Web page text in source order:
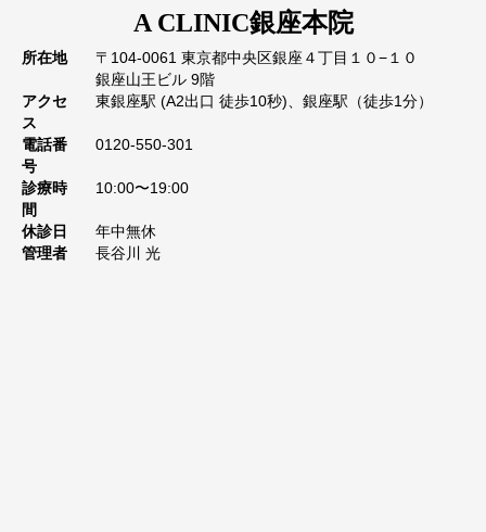
A CLINIC銀座本院
所在地
〒104-0061 東京都中央区銀座４丁目１０−１０
銀座山王ビル 9階
アクセ
ス
東銀座駅 (A2出口 徒歩10秒)、銀座駅（徒歩1分）
電話番
号
0120-550-301
診療時
間
10:00〜19:00
休診日
年中無休
管理者
長谷川 光